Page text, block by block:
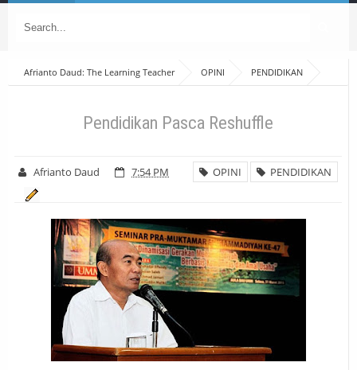
Afrianto Daud: The Learning Teacher OPINI
PENDIDIKAN
Pendidikan Pasca Reshuffle
Pendidikan Pasca Reshuffle
Afrianto Daud 7:54 PM OPINI PENDIDIKAN